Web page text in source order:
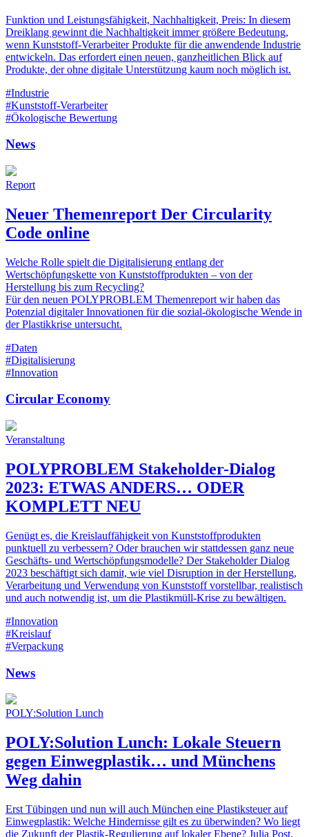
Funktion und Leistungsfähigkeit, Nachhaltigkeit, Preis: In diesem
Dreiklang gewinnt die Nachhaltigkeit immer größere Bedeutung,
wenn Kunststoff-Verarbeiter Produkte für die anwendende Industrie
entwickeln. Das erfordert einen neuen, ganzheitlichen Blick auf
Produkte, der ohne digitale Unterstützung kaum noch möglich ist.
#Industrie
#Kunststoff-Verarbeiter
#Ökologische Bewertung
News
Report
Neuer Themenreport Der Circularity
Code online
Welche Rolle spielt die Digitalisierung entlang der
Wertschöpfungskette von Kunststoffprodukten – von der
Herstellung bis zum Recycling?
Für den neuen POLYPROBLEM Themenreport wir haben das
Potenzial digitaler Innovationen für die sozial-ökologische Wende in
der Plastikkrise untersucht.
#Daten
#Digitalisierung
#Innovation
Circular Economy
Veranstaltung
POLYPROBLEM Stakeholder-Dialog
2023: ETWAS ANDERS… ODER
KOMPLETT NEU
Genügt es, die Kreislauffähigkeit von Kunststoffprodukten
punktuell zu verbessern? Oder brauchen wir stattdessen ganz neue
Geschäfts- und Wertschöpfungsmodelle? Der Stakeholder Dialog
2023 beschäftigt sich damit, wie viel Disruption in der Herstellung,
Verarbeitung und Verwendung von Kunststoff vorstellbar, realistisch
und auch notwendig ist, um die Plastikmüll-Krise zu bewältigen.
#Innovation
#Kreislauf
#Verpackung
News
POLY:Solution Lunch
POLY:Solution Lunch: Lokale Steuern
gegen Einwegplastik… und Münchens
Weg dahin
Erst Tübingen und nun will auch München eine Plastiksteuer auf
Einwegplastik: Welche Hindernisse gilt es zu überwinden? Wo liegt
die Zukunft der Plastik-Regulierung auf lokaler Ebene? Julia Post,